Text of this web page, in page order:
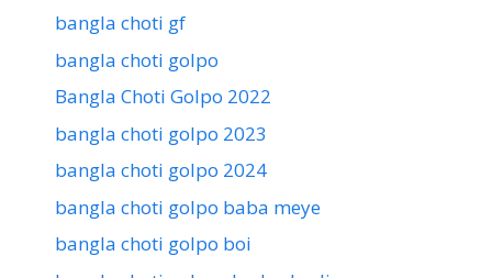
bangla choti gf
bangla choti golpo
Bangla Choti Golpo 2022
bangla choti golpo 2023
bangla choti golpo 2024
bangla choti golpo baba meye
bangla choti golpo boi